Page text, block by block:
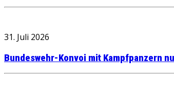
31. Juli 2026
Bundeswehr-Konvoi mit Kampfpanzern